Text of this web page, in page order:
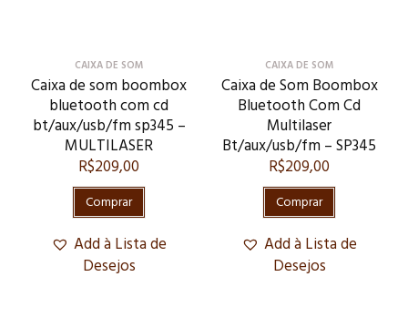
CAIXA DE SOM
Caixa de som boombox
bluetooth com cd
bt/aux/usb/fm sp345 –
MULTILASER
R$209,00
Comprar
Add à Lista de
Desejos
CAIXA DE SOM
Caixa de Som Boombox
Bluetooth Com Cd
Multilaser
Bt/aux/usb/fm – SP345
R$209,00
Comprar
Add à Lista de
Desejos